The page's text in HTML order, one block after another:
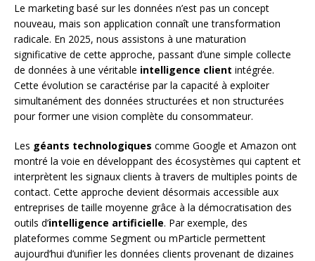
Le marketing basé sur les données n’est pas un concept
nouveau, mais son application connaît une transformation
radicale. En 2025, nous assistons à une maturation
significative de cette approche, passant d’une simple collecte
de données à une véritable intelligence client intégrée.
Cette évolution se caractérise par la capacité à exploiter
simultanément des données structurées et non structurées
pour former une vision complète du consommateur.
Les géants technologiques comme Google et Amazon ont
montré la voie en développant des écosystèmes qui captent et
interprètent les signaux clients à travers de multiples points de
contact. Cette approche devient désormais accessible aux
entreprises de taille moyenne grâce à la démocratisation des
outils d’intelligence artificielle. Par exemple, des
plateformes comme Segment ou mParticle permettent
aujourd’hui d’unifier les données clients provenant de dizaines